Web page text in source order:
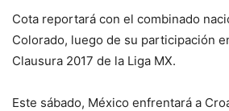
Cota reportará con el combinado
Colorado, luego de su participación
Clausura 2017 de la Liga MX.
Este sábado, México enfrentará a